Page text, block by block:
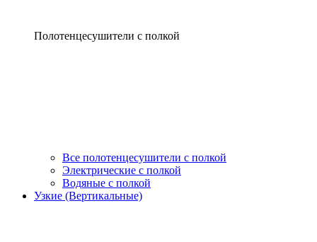
Полотенцесушители с полкой
Все полотенцесушители с полкой
Электрические с полкой
Водяные с полкой
Узкие (Вертикальные)